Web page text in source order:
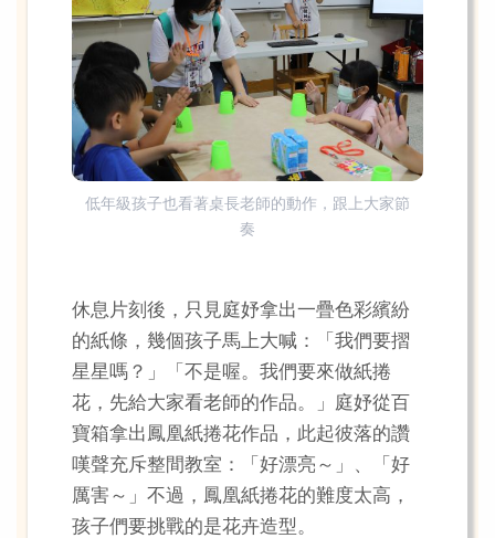
低年級孩子也看著桌長老師的動作，跟上大家節
奏
休息片刻後，只見庭妤拿出一疊色彩繽紛
的紙條，幾個孩子馬上大喊：「我們要摺
星星嗎？」「不是喔。我們要來做紙捲
花，先給大家看老師的作品。」庭妤從百
寶箱拿出鳳凰紙捲花作品，此起彼落的讚
嘆聲充斥整間教室：「好漂亮～」、「好
厲害～」不過，鳳凰紙捲花的難度太高，
孩子們要挑戰的是花卉造型。